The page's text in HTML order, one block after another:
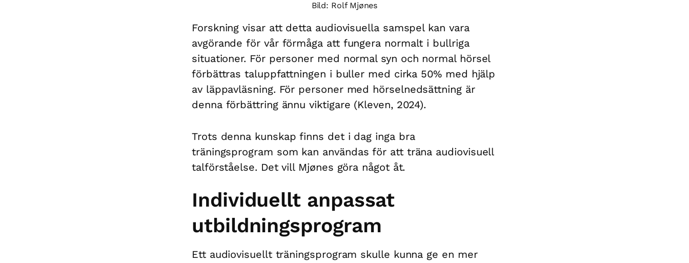
Bild: Rolf Mjønes
Forskning visar att detta audiovisuella samspel kan vara
avgörande för vår förmåga att fungera normalt i bullriga
situationer. För personer med normal syn och normal hörsel
förbättras taluppfattningen i buller med cirka 50% med hjälp
av läppavläsning. För personer med hörselnedsättning är
denna förbättring ännu viktigare (Kleven, 2024).
Trots denna kunskap finns det i dag inga bra
träningsprogram som kan användas för att träna audiovisuell
talförståelse. Det vill Mjønes göra något åt.
Individuellt anpassat
utbildningsprogram
Ett audiovisuellt träningsprogram skulle kunna ge en mer